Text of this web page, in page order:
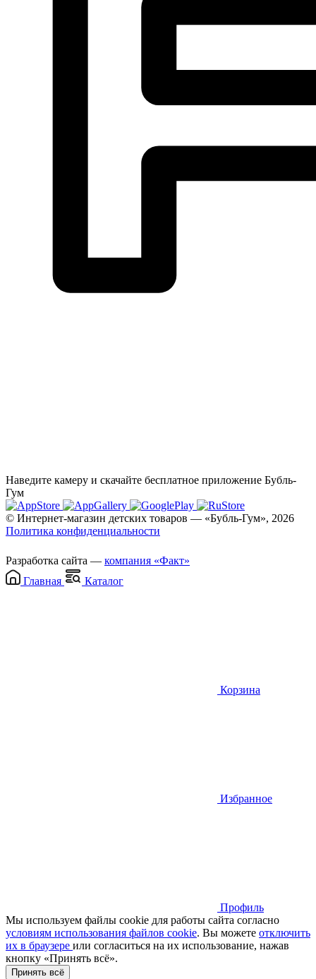
Наведите камеру и скачайте бесплатное приложение Бубль-
Гум
© Интернет-магазин детских товаров — «Бубль-Гум», 2026
Политика конфиденциальности
Разработка сайта — компания «Факт»
Главная
Каталог
Корзина
Избранное
Профиль
Мы используем файлы cookie для работы сайта согласно
условиям использования файлов cookie. Вы можете отключить
их в браузере или cогласиться на их использование, нажав
кнопку «Принять всё».
Принять всё